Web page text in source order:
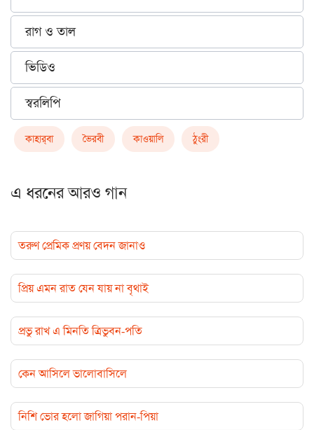
রাগ ও তাল
ভিডিও
স্বরলিপি
কাহার্‌বা ভৈরবী কাওয়ালি ঠুংরী
এ ধরনের আরও গান
তরুণ প্রেমিক প্রণয় বেদন জানাও
প্রিয় এমন রাত যেন যায় না বৃথাই
প্রভু রাখ এ মিনতি ত্রিভুবন-পতি
কেন আসিলে ভালোবাসিলে
নিশি ভোর হলো জাগিয়া পরান-পিয়া